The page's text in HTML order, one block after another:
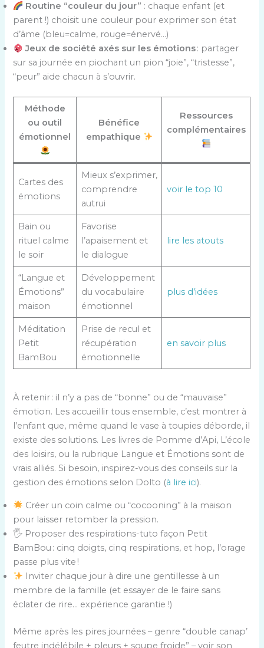
Routine “couleur du jour” : chaque enfant (et
parent !) choisit une couleur pour exprimer son état
d’âme (bleu=calme, rouge=énervé…)
Jeux de société axés sur les émotions: partager
sur sa journée en piochant un pion “joie”, “tristesse”,
“peur” aide chacun à s’ouvrir.
Méthode
ou outil
émotionnel
Bénéfice
empathique
Ressources
complémentaires
Cartes des
émotions
Mieux s’exprimer,
comprendre
autrui
voir le top 10
Bain ou
rituel calme
le soir
Favorise
l’apaisement et
le dialogue
lire les atouts
“Langue et
Émotions”
maison
Développement
du vocabulaire
émotionnel
plus d’idées
Méditation
Petit
BamBou
Prise de recul et
récupération
émotionnelle
en savoir plus
À retenir : il n’y a pas de “bonne” ou de “mauvaise”
émotion. Les accueillir tous ensemble, c’est montrer à
l’enfant que, même quand le vase à toupies déborde, il
existe des solutions. Les livres de Pomme d’Api, L’école
des loisirs, ou la rubrique Langue et Émotions sont de
vrais alliés. Si besoin, inspirez-vous des conseils sur la
gestion des émotions selon Dolto (à lire ici).
Créer un coin calme ou “cocooning” à la maison
pour laisser retomber la pression.
🖐 Proposer des respirations-tuto façon Petit
BamBou : cinq doigts, cinq respirations, et hop, l’orage
passe plus vite !
Inviter chaque jour à dire une gentillesse à un
membre de la famille (et essayer de le faire sans
éclater de rire… expérience garantie !)
Même après les pires journées – genre “double canap’
feutre indélébile + pleurs + soupe froide” – voir son